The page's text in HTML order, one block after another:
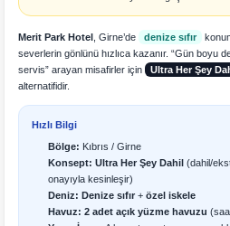
Merit Park Hotel , Girne’de denize sıfır
severlerin gönlünü hızlıca kazanır. “Gün boyu
servis” arayan misafirler için Ultra Her Şey
alternatifidir.
Hızlı Bilgi
Bölge: Kıbrıs / Girne
Konsept: Ultra Her Şey Dahil (dahil/
onayıyla kesinleşir)
Deniz: Denize sıfır +özel iskele
Havuz: 2 adet açık yüzme havuzu